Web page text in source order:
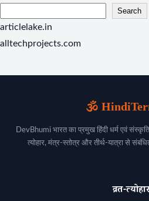
Search
articlelake.in
alltechprojects.com
🕉️
DevBhumi भारत का प्रमुख हिंदी धर्म एवं
त्योहार, मंत्र-स्तोत्र और तीर्थ-यात्रा से
व्रत-